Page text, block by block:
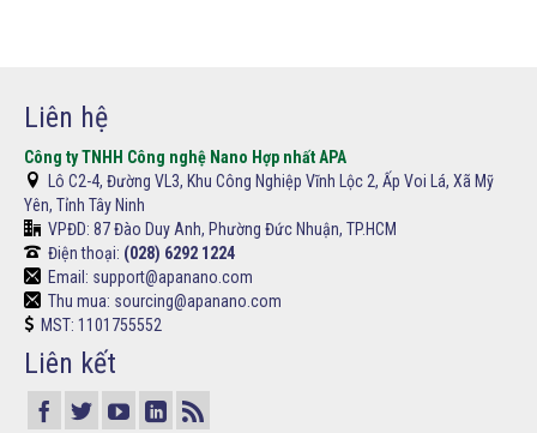
Liên hệ
Công ty TNHH Công nghệ Nano Hợp nhất APA
Lô C2-4, Đường VL3, Khu Công Nghiệp Vĩnh Lộc 2, Ấp Voi Lá, Xã Mỹ
Yên, Tỉnh Tây Ninh
VPĐD: 87 Đào Duy Anh, Phường Đức Nhuận, TP.HCM
Điện thoại: (028) 6292 1224
Email: support@apanano.com
Thu mua: sourcing@apanano.com
MST: 1101755552
Liên kết